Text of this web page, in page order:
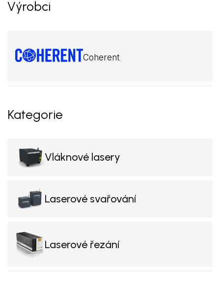
Výrobci
Coherent
Kategorie
Vláknové lasery
Laserové svařování
Laserové řezání